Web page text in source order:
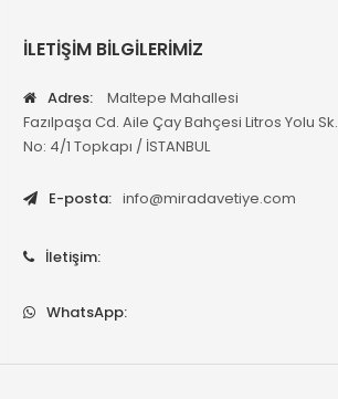
İLETİŞİM BİLGİLERİMİZ
Adres:
Maltepe Mahallesi
Fazılpaşa Cd. Aile Çay Bahçesi Litros Yolu Sk.
No: 4/1 Topkapı / İSTANBUL
E-posta: info@miradavetiye.com
İletişim:
WhatsApp: